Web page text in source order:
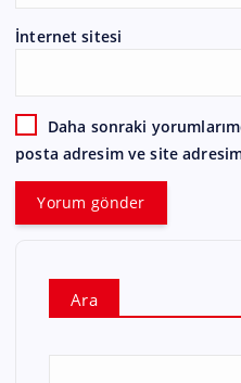
İnternet sitesi
Daha sonraki
posta adresim ve site
Ara